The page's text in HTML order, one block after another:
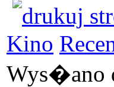
Kino
Wys�ano